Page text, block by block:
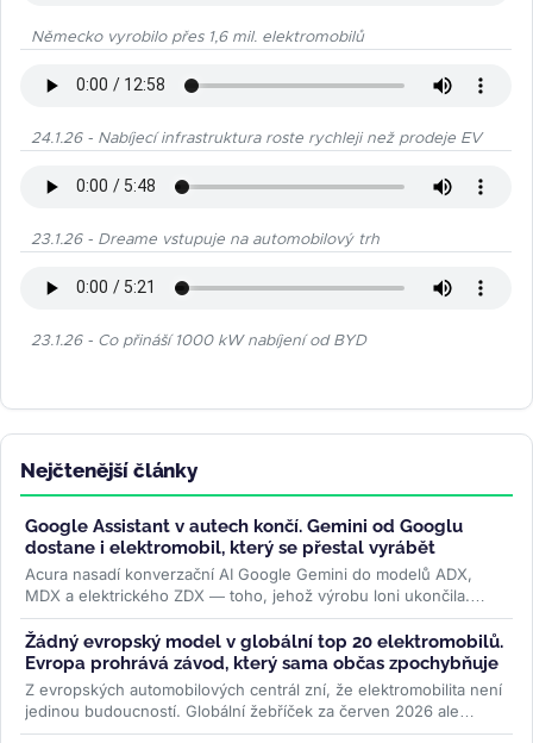
Německo vyrobilo přes 1,6 mil. elektromobilů
24.1.26 - Nabíjecí infrastruktura roste rychleji než prodeje EV
23.1.26 - Dreame vstupuje na automobilový trh
23.1.26 - Co přináší 1000 kW nabíjení od BYD
Nejčtenější články
Google Assistant v autech končí. Gemini od Googlu
dostane i elektromobil, který se přestal vyrábět
Acura nasadí konverzační AI Google Gemini do modelů ADX,
MDX a elektrického ZDX — toho, jehož výrobu loni ukončila.
Přidává se k vlně,...>>
Žádný evropský model v globální top 20 elektromobilů.
Evropa prohrává závod, který sama občas zpochybňuje
Z evropských automobilových centrál zní, že elektromobilita není
jedinou budoucností. Globální žebříček za červen 2026 ale
ukazuje...>>